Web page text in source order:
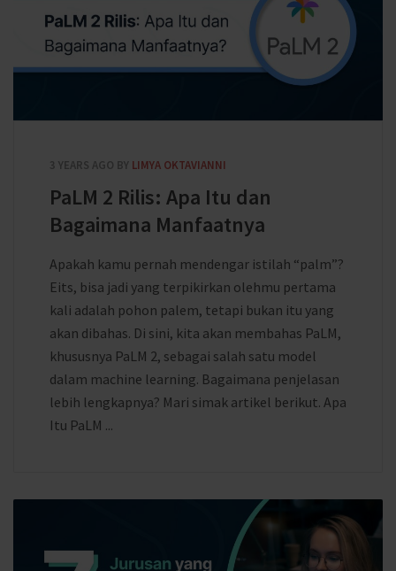
3 YEARS AGO BY LIMYA OKTAVIANNI
PaLM 2 Rilis: Apa Itu dan
Bagaimana Manfaatnya
Apakah kamu pernah mendengar istilah “palm”?
Eits, bisa jadi yang terpikirkan olehmu pertama
kali adalah pohon palem, tetapi bukan itu yang
akan dibahas. Di sini, kita akan membahas PaLM,
khususnya PaLM 2, sebagai salah satu model
dalam machine learning. Bagaimana penjelasan
lebih lengkapnya? Mari simak artikel berikut. Apa
Itu PaLM ...